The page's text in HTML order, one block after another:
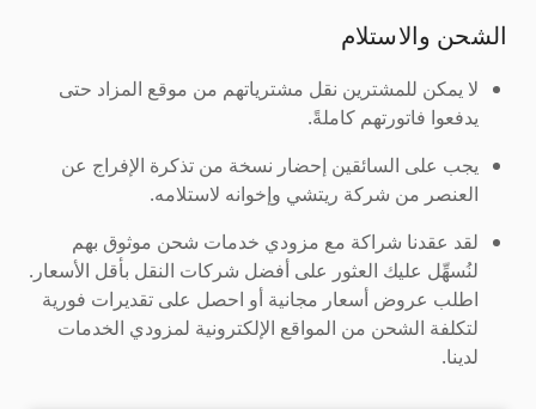
الشحن والاستلام
لا يمكن للمشترين نقل مشترياتهم من موقع المزاد حتى
يدفعوا فاتورتهم كاملةً.
يجب على السائقين إحضار نسخة من تذكرة الإفراج عن
العنصر من شركة ريتشي وإخوانه لاستلامه.
لقد عقدنا شراكة مع مزودي خدمات شحن موثوق بهم
لنُسهِّل عليك العثور على أفضل شركات النقل بأقل الأسعار.
اطلب عروض أسعار مجانية أو احصل على تقديرات فورية
لتكلفة الشحن من المواقع الإلكترونية لمزودي الخدمات
لدينا.